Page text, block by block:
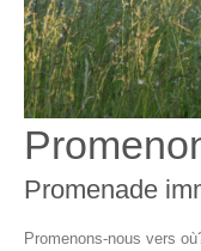
Promenade
Promenons-nous vers